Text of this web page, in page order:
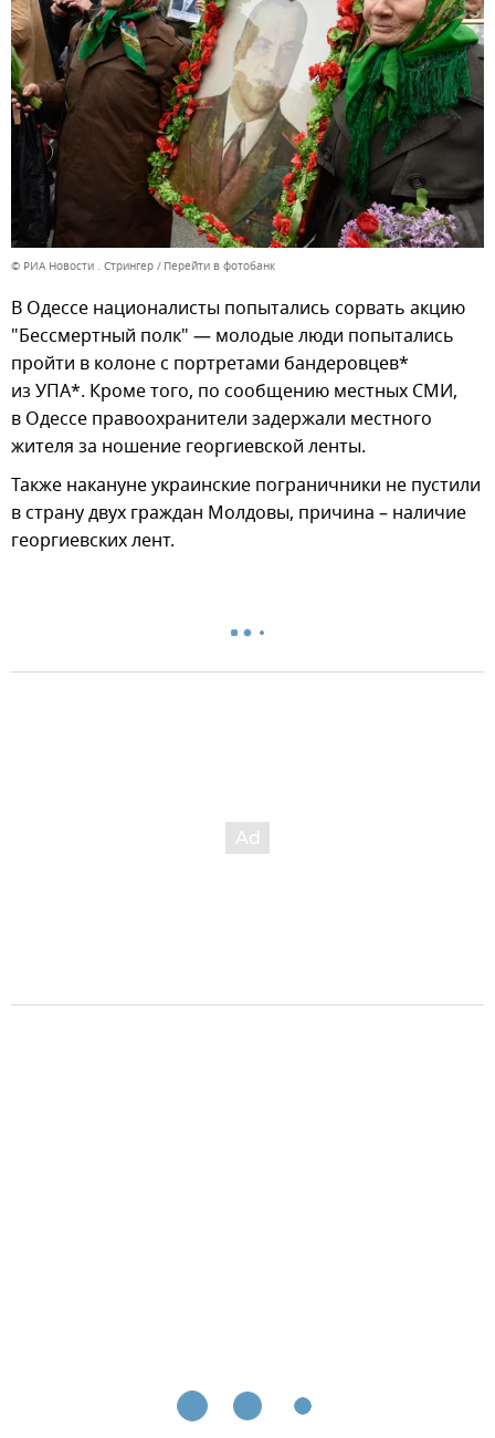
© РИА Новости . Стрингер Перейти в фотобанк
В Одессе националисты попытались сорвать акцию
"Бессмертный полк" — молодые люди попытались
пройти в колоне с портретами бандеровцев*
из УПА*. Кроме того, по сообщению местных СМИ,
в Одессе правоохранители задержали местного
жителя за ношение георгиевской ленты.
Также накануне украинские пограничники не пустили
в страну двух граждан Молдовы, причина – наличие
георгиевских лент.